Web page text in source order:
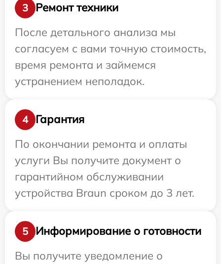
3
Ремонт техники
После детального анализа мы
согласуем с вами точную стоимость,
время ремонта и займемся
устранением неполадок.
4
Гарантия
По окончании ремонта и оплаты
услуги Вы получите документ о
гарантийном обслуживании
устройства Braun сроком до 3 лет.
5
Информирование о готовности
Вы получите уведомление о